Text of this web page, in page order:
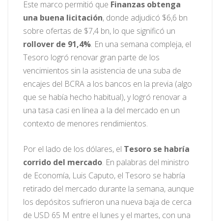
Este marco permitió que Finanzas obtenga
una buena licitación, donde adjudicó $6,6 bn
sobre ofertas de $7,4 bn, lo que significó un
rollover de 91,4%. En una semana compleja, el
Tesoro logró renovar gran parte de los
vencimientos sin la asistencia de una suba de
encajes del BCRA a los bancos en la previa (algo
que se había hecho habitual), y logró renovar a
una tasa casi en línea a la del mercado en un
contexto de menores rendimientos.
Por el lado de los dólares, el Tesoro se habría
corrido del mercado. En palabras del ministro
de Economía, Luis Caputo, el Tesoro se habría
retirado del mercado durante la semana, aunque
los depósitos sufrieron una nueva baja de cerca
de USD 65 M entre el lunes y el martes, con una